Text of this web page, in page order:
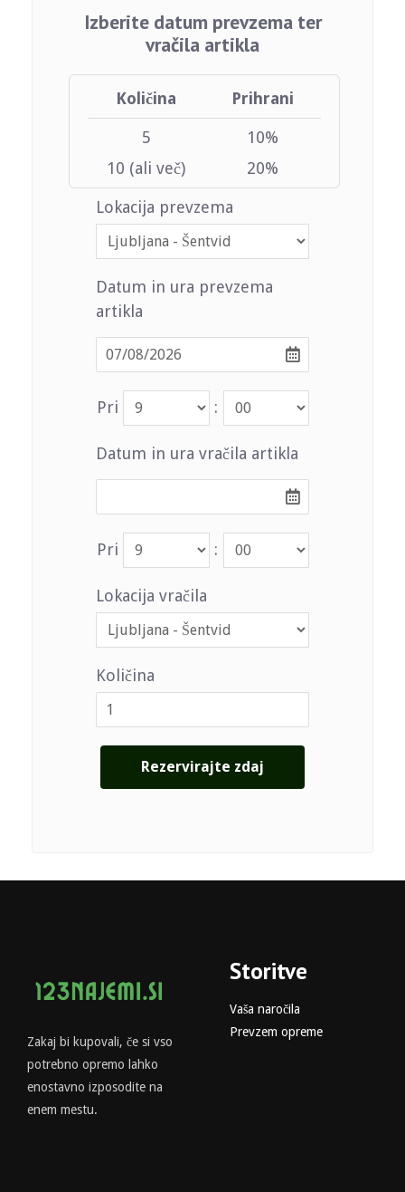
Izberite datum prevzema ter
vračila artikla
Količina Prihrani
5
10%
10 (ali več)
20%
Lokacija prevzema
Datum in ura prevzema
artikla
Pri :
Datum in ura vračila artikla
Pri :
Lokacija vračila
Količina
Zakaj bi kupovali, če si vso
potrebno opremo lahko
enostavno izposodite na
enem mestu.
Storitve
Vaša naročila
Prevzem opreme